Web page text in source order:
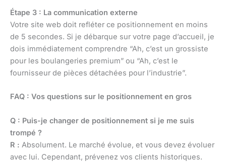
Étape 3 : La communication externe
Votre site web doit refléter ce positionnement en moins
de 5 secondes. Si je débarque sur votre page d’accueil, je
dois immédiatement comprendre “Ah, c’est un grossiste
pour les boulangeries premium” ou “Ah, c’est le
fournisseur de pièces détachées pour l’industrie”.
FAQ : Vos questions sur le positionnement en gros
Q : Puis-je changer de positionnement si je me suis
trompé ?
R : Absolument. Le marché évolue, et vous devez évoluer
avec lui. Cependant, prévenez vos clients historiques.